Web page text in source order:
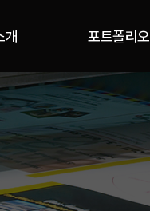
개 포트폴리오